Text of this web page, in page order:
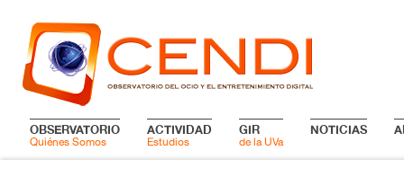
OBSERVATORIO
Quiénes Somos
ACTIVIDAD
Estudios
GIR
de la UVa
NOTICIAS